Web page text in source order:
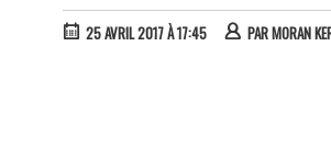
25 AVRIL 2017 À 17:45 PARMORAN